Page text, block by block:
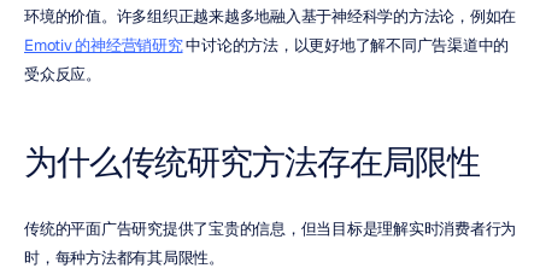
Emotiv 的神经营销研究 中讨论的方法，以更好地了解不同广告渠道中的
受众反应。
为什么传统研究方法存在局限性
传统的平面广告研究提供了宝贵的信息，但当目标是理解实时消费者行为
时，每种方法都有其局限性。